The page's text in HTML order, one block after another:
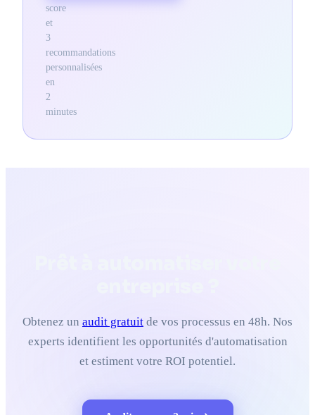
score
et
3
recommandations
personnalisées
en
2
minutes
Obtenez un audit gratuit de vos processus en 48h. Nos
experts identifient les opportunités d'automatisation
et estiment votre ROI potentiel.